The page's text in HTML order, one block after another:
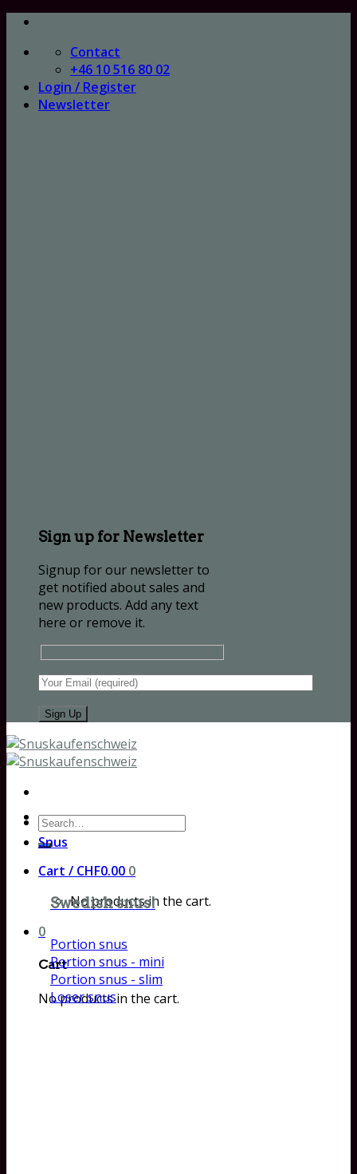
Skip
content
Contact
+46 10 516 80 02
Login / Register
Newsletter
Sign up for Newsletter
Signup for our newsletter to
get notified about sales and
new products. Add any text
here or remove it.
Search
for:
Cart / CHF0.00 0
No products in the cart.
0
Cart
No products in the cart.
Snus
Swedish snus!
Portion snus
Portion snus - mini
Portion snus - slim
Loser snus